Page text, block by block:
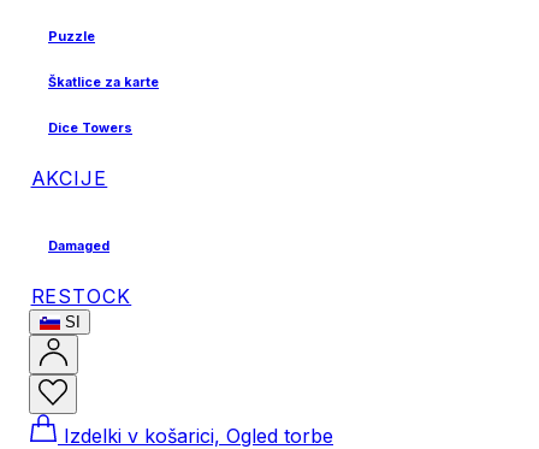
Puzzle
Škatlice za karte
Dice Towers
AKCIJE
Damaged
RESTOCK
SI
Izdelki v košarici, Ogled torbe